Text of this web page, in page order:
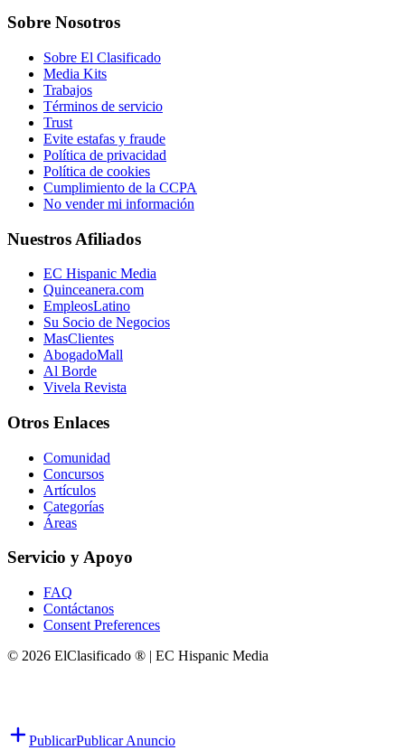
Sobre Nosotros
Sobre El Clasificado
Media Kits
Trabajos
Términos de servicio
Trust
Evite estafas y fraude
Política de privacidad
Política de cookies
Cumplimiento de la CCPA
No vender mi información
Nuestros Afiliados
EC Hispanic Media
Quinceanera.com
EmpleosLatino
Su Socio de Negocios
MasClientes
AbogadoMall
Al Borde
Vivela Revista
Otros Enlaces
Comunidad
Concursos
Artículos
Categorías
Áreas
Servicio y Apoyo
FAQ
Contáctanos
Consent Preferences
© 2026 ElClasificado ® | EC Hispanic Media
PublicarPublicar Anuncio